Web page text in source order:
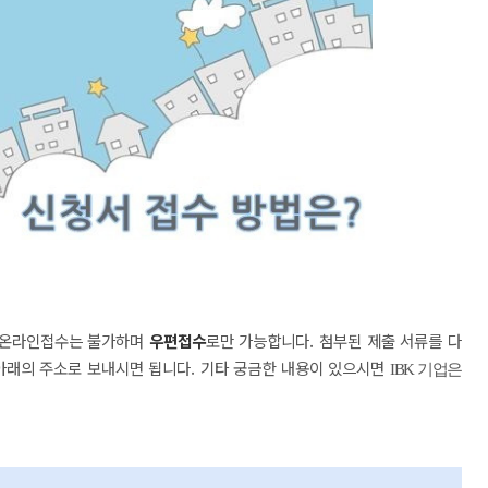
라인접수는 불가하며 우편접수로만 가능합니다. 첨부된 제출 서류를 다
의 주소로 보내시면 됩니다. 기타 궁금한 내용이 있으시면 IBK 기업은